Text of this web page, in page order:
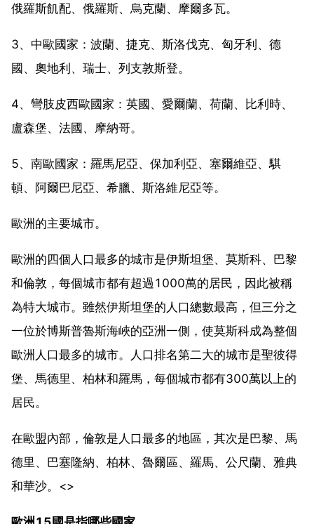
俄羅斯飢配、俄羅斯、烏克蘭、摩爾多瓦。
3、中歐國家：波蘭、捷克、斯洛伐克、匈牙利、德
國、奧地利、瑞士、列支敦斯登。
4、彎肢皮西歐國家：英國、愛爾蘭、荷蘭、比利時、
盧森堡、法國、摩納哥。
5、南歐國家：羅馬尼亞、保加利亞、塞爾維亞、騏
頓、阿爾巴尼亞、希臘、斯洛維尼亞等。
歐洲的主要城市。
歐洲的四個人口最多的城市是伊斯坦堡、莫斯科、巴黎
和倫敦，每個城市都有超過1000萬的居民，因此被稱
為特大城市。雖然伊斯坦堡的人口總數最高，但三分之
一位於博斯普魯斯海峽的亞洲一側，使莫斯科成為整個
歐洲人口最多的城市。人口排名第二大的城市是聖彼得
堡、馬德里、柏林和羅馬，每個城市都有300萬以上的
居民。
在歐盟內部，倫敦是人口最多的地區，其次是巴黎、馬
德里、巴塞隆納、柏林、魯爾區、羅馬、公尺蘭、雅典
和華沙。<>